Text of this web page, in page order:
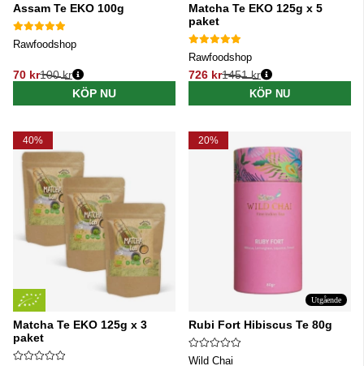
Assam Te EKO 100g
Rawfoodshop
70 kr
Ordinarie pris:
100 kr
KÖP NU
Matcha Te EKO 125g x 5
paket
Rawfoodshop
726 kr
Ordinarie pris:
1451 kr
KÖP NU
40%
Matcha Te EKO 125g x 3
paket
20%
Utgående
Rubi Fort Hibiscus Te 80g
Wild Chai